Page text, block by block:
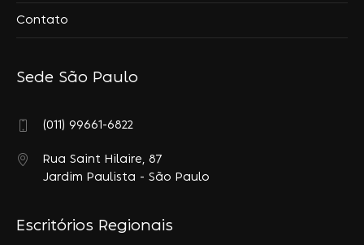
Contato
Sede São Paulo
(011) 99661-6822
Rua Saint Hilaire, 87
Jardim Paulista - São Paulo
Escritórios Regionais